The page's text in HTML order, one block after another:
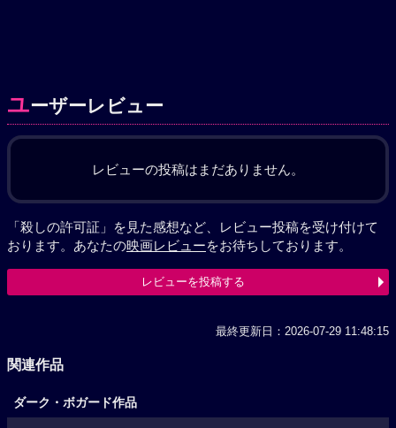
ユーザーレビュー
レビューの投稿はまだありません。
「殺しの許可証」を見た感想など、レビュー投稿を受け付けて
おります。あなたの映画レビューをお待ちしております。
レビューを投稿する
最終更新日：2026-07-29 11:48:15
関連作品
ダーク・ボガード作品